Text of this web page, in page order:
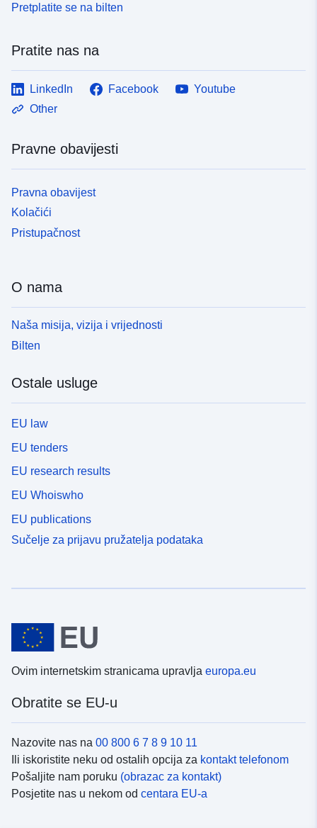
Pretplatite se na bilten
Pratite nas na
LinkedIn Facebook
Youtube
Other
Pravne obavijesti
Pravna obavijest
Kolačići
Pristupačnost
O nama
Naša misija, vizija i vrijednosti
Bilten
Ostale usluge
EU law
EU tenders
EU research results
EU Whoiswho
EU publications
Sučelje za prijavu pružatelja podataka
Ovim internetskim stranicama upravlja europa.eu
Obratite se EU-u
Nazovite nas na 00 800 6 7 8 9 10 11
Ili iskoristite neku od ostalih opcija za kontakt telefonom
Pošaljite nam poruku (obrazac za kontakt)
Posjetite nas u nekom od centara EU-a